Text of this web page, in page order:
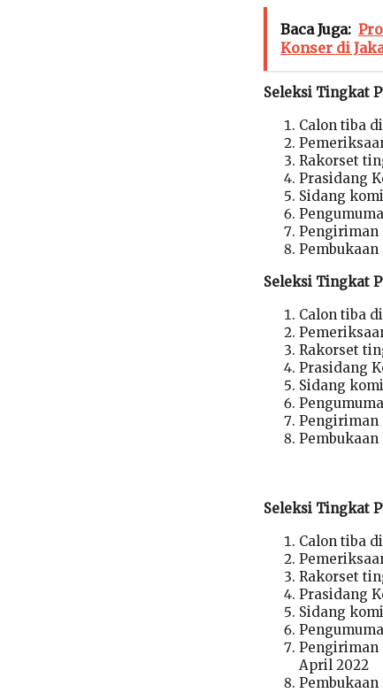
Baca Juga:
Konser di
Seleksi Tingkat
Calon tiba
Rakorset
Prasidang
Sidang
Pengiriman
Seleksi Tingkat
Calon tiba
Rakorset
Prasidang
Sidang
Pengiriman
Pembukaan
Seleksi Tingkat
Calon tiba
Rakorset
Prasidang
Sidang
Pengiriman
April 2022